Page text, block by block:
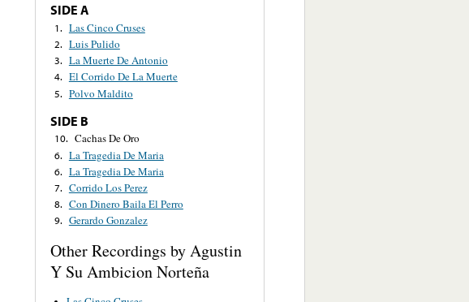
SIDE A
1. Las Cinco Cruses
2. Luis Pulido
3. La Muerte De Antonio
4. El Corrido De La Muerte
5. Polvo Maldito
SIDE B
10. Cachas De Oro
6. La Tragedia De Maria
6. La Tragedia De Maria
7. Corrido Los Perez
8. Con Dinero Baila El Perro
9. Gerardo Gonzalez
Other Recordings by Agustin
Y Su Ambicion Norteña